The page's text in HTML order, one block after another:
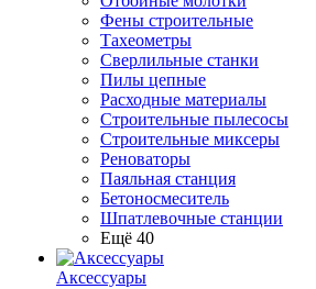
Фены строительные
Тахеометры
Сверлильные станки
Пилы цепные
Расходные материалы
Строительные пылесосы
Строительные миксеры
Реноваторы
Паяльная станция
Бетоносмеситель
Шпатлевочные станции
Ещё 40
Аксессуары